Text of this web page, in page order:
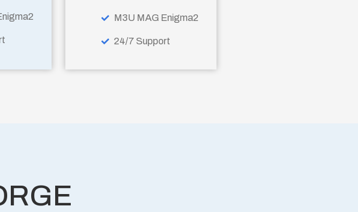
M3U MAG Enigma2
24/7 Support